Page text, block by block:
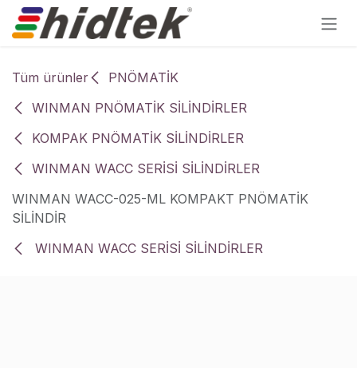
İçereği Atla
Tüm ürünler
PNÖMATİK
WINMAN PNÖMATİK SİLİNDİRLER
KOMPAK PNÖMATİK SİLİNDİRLER
WINMAN WACC SERİSİ SİLİNDİRLER
WINMAN WACC-025-ML KOMPAKT PNÖMATİK
SİLİNDİR
WINMAN WACC SERİSİ SİLİNDİRLER